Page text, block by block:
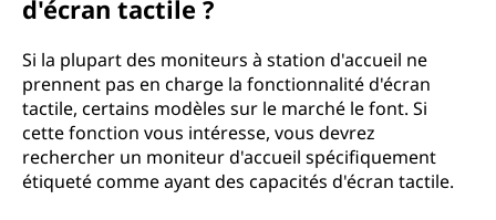
d'écran tactile ?
Si la plupart des moniteurs à station d'accueil ne
prennent pas en charge la fonctionnalité d'écran
tactile, certains modèles sur le marché le font. Si
cette fonction vous intéresse, vous devrez
rechercher un moniteur d'accueil spécifiquement
étiqueté comme ayant des capacités d'écran tactile.